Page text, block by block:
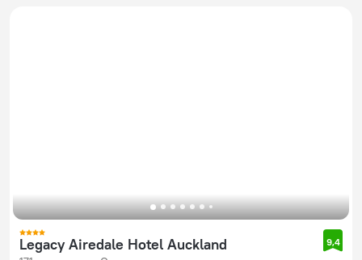
Legacy Airedale Hotel Auckland 9,4